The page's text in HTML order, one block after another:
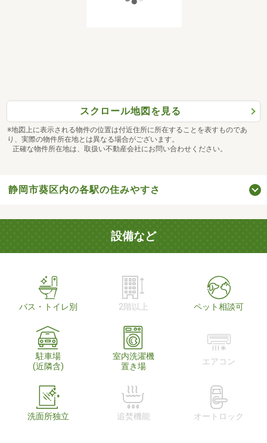
スクロール地図を見る
※地図上に表示される物件の位置は付近住所に所在することを表すものであ
り、実際の物件所在地とは異なる場合がございます。
正確な物件所在地は、取扱い不動産会社にお問い合わせください。
静岡市葵区内の各駅の住みやすさ
設備など
バス・トイレ別 2階以上 ペット相談可
駐車場
(近隣含)
室内洗濯機
置き場
エアコン
洗面所独立 追焚機能 オートロック